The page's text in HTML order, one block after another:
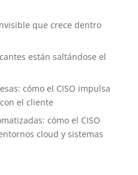
que crece dentro
están saltándose el
cómo el CISO impulsa
el cliente
cómo el CISO
cloud y sistemas